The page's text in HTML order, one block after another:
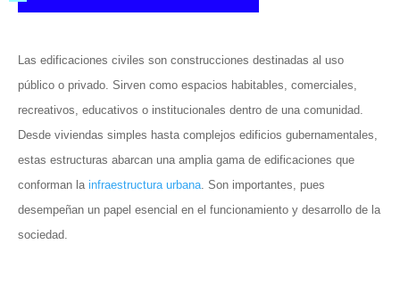
Las edificaciones civiles son construcciones destinadas al uso
público o privado. Sirven como espacios habitables, comerciales,
recreativos, educativos o institucionales dentro de una comunidad.
Desde viviendas simples hasta complejos edificios gubernamentales,
estas estructuras abarcan una amplia gama de edificaciones que
conforman la infraestructura urbana. Son importantes, pues
desempeñan un papel esencial en el funcionamiento y desarrollo de la
sociedad.